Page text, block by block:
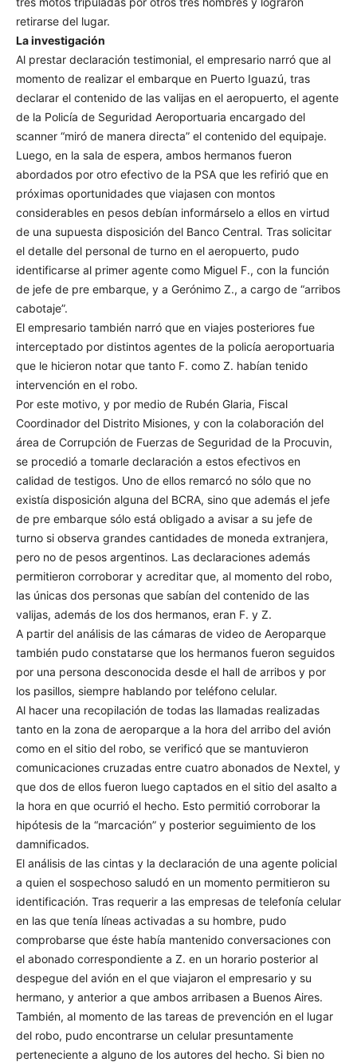
retirarse del lugar.
La investigación
Al prestar declaración testimonial, el empresario narró que al
momento de realizar el embarque en Puerto Iguazú, tras
declarar el contenido de las valijas en el aeropuerto, el agente
de la Policía de Seguridad Aeroportuaria encargado del
scanner “miró de manera directa” el contenido del equipaje.
Luego, en la sala de espera, ambos hermanos fueron
abordados por otro efectivo de la PSA que les refirió que en
próximas oportunidades que viajasen con montos
considerables en pesos debían informárselo a ellos en virtud
de una supuesta disposición del Banco Central. Tras solicitar
el detalle del personal de turno en el aeropuerto, pudo
identificarse al primer agente como Miguel F., con la función
de jefe de pre embarque, y a Gerónimo Z., a cargo de “arribos
cabotaje”.
El empresario también narró que en viajes posteriores fue
interceptado por distintos agentes de la policía aeroportuaria
que le hicieron notar que tanto F. como Z. habían tenido
intervención en el robo.
Por este motivo, y por medio de Rubén Glaria, Fiscal
Coordinador del Distrito Misiones, y con la colaboración del
área de Corrupción de Fuerzas de Seguridad de la Procuvin,
se procedió a tomarle declaración a estos efectivos en
calidad de testigos. Uno de ellos remarcó no sólo que no
existía disposición alguna del BCRA, sino que además el jefe
de pre embarque sólo está obligado a avisar a su jefe de
turno si observa grandes cantidades de moneda extranjera,
pero no de pesos argentinos. Las declaraciones además
permitieron corroborar y acreditar que, al momento del robo,
las únicas dos personas que sabían del contenido de las
valijas, además de los dos hermanos, eran F. y Z.
A partir del análisis de las cámaras de video de Aeroparque
también pudo constatarse que los hermanos fueron seguidos
por una persona desconocida desde el hall de arribos y por
los pasillos, siempre hablando por teléfono celular.
Al hacer una recopilación de todas las llamadas realizadas
tanto en la zona de aeroparque a la hora del arribo del avión
como en el sitio del robo, se verificó que se mantuvieron
comunicaciones cruzadas entre cuatro abonados de Nextel, y
que dos de ellos fueron luego captados en el sitio del asalto a
la hora en que ocurrió el hecho. Esto permitió corroborar la
hipótesis de la “marcación” y posterior seguimiento de los
damnificados.
El análisis de las cintas y la declaración de una agente policial
a quien el sospechoso saludó en un momento permitieron su
identificación. Tras requerir a las empresas de telefonía celular
en las que tenía líneas activadas a su hombre, pudo
comprobarse que éste había mantenido conversaciones con
el abonado correspondiente a Z. en un horario posterior al
despegue del avión en el que viajaron el empresario y su
hermano, y anterior a que ambos arribasen a Buenos Aires.
También, al momento de las tareas de prevención en el lugar
del robo, pudo encontrarse un celular presuntamente
perteneciente a alguno de los autores del hecho. Si bien no